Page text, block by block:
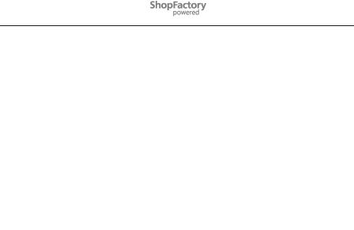
Boutique en ligne créés avec le logiciel eCommerce ShopFactory